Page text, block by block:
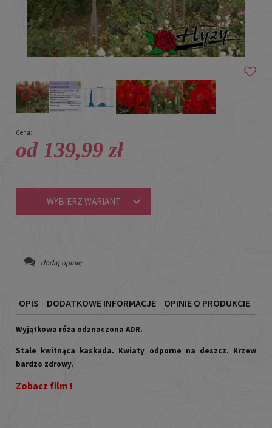
Cena:
od 139,99 zł
WYBIERZ WARIANT
dodaj opinię
OPIS DODATKOWE INFORMACJE OPINIE O PRODUKCIE
Wyjątkowa róża odznaczona ADR.
Stale kwitnąca kaskada. Kwiaty odporne na deszcz. Krzew
bardzo zdrowy.
Zobacz film !